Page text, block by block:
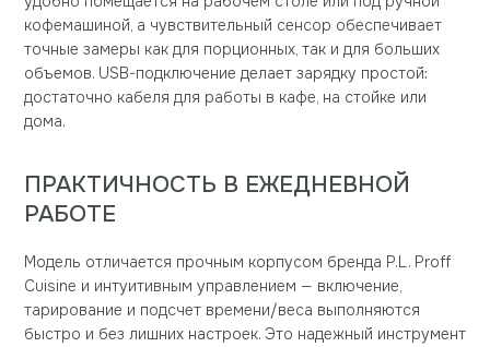
кофемашиной, а чувствительный сенсор обеспечивает
точные замеры как для порционных, так и для больших
объемов. USB-подключение делает зарядку простой:
достаточно кабеля для работы в кафе, на стойке или
дома.
ПРАКТИЧНОСТЬ В ЕЖЕДНЕВНОЙ
РАБОТЕ
Модель отличается прочным корпусом бренда P.L. Proff
Cuisine и интуитивным управлением — включение,
тарирование и подсчет времени/веса выполняются
быстро и без лишних настроек. Это надежный инструмент